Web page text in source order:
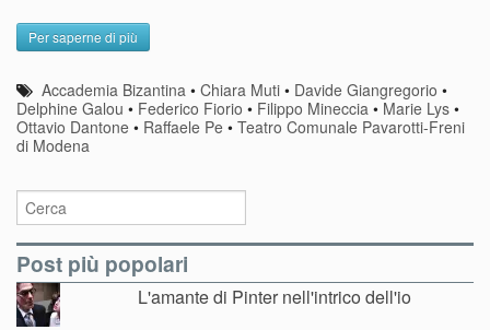
Per saperne di più
Accademia Bizantina •Chiara Muti • Davide Giangregorio •
Delphine Galou • Federico Fiorio • Filippo Mineccia • Marie Lys •
Ottavio Dantone • Raffaele Pe • Teatro Comunale Pavarotti-Freni
di Modena
Post più popolari
L'amante di Pinter nell'intrico dell'io